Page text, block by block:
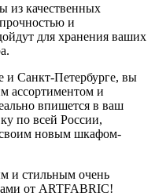
из качественных
и
для хранения ваших
и Санкт-Петербурге, вы
ассортиментом и
впишется в ваш
по всей России,
своим новым шкафом-
и стильным очень
от ARTFABRIC!